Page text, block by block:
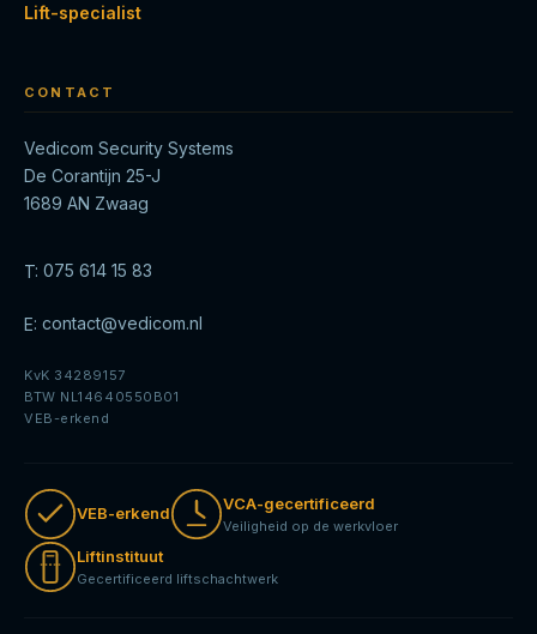
Lift-specialist
CONTACT
Vedicom Security Systems
De Corantijn 25-J
1689 AN Zwaag
T: 075 614 15 83
E: contact@vedicom.nl
KvK 34289157
BTW NL14640550B01
VEB-erkend
VEB-erkend
VCA-gecertificeerd
Veiligheid op de werkvloer
Liftinstituut
Gecertificeerd liftschachtwerk